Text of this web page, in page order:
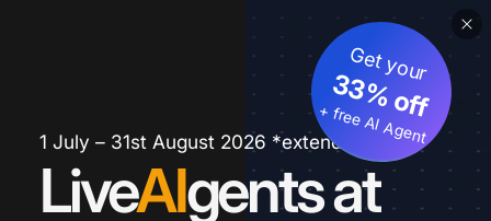
1 July – 31st August 2026 *extended
LiveAIgents at
Get your
33% off
+ free AI Agent